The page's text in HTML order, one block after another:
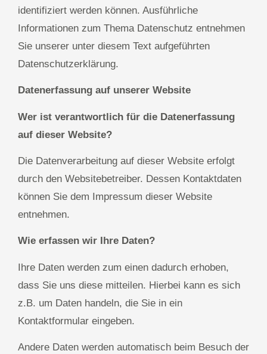
identifiziert werden können. Ausführliche
Informationen zum Thema Datenschutz entnehmen
Sie unserer unter diesem Text aufgeführten
Datenschutzerklärung.
Datenerfassung auf unserer Website
Wer ist verantwortlich für die Datenerfassung
auf dieser Website?
Die Datenverarbeitung auf dieser Website erfolgt
durch den Websitebetreiber. Dessen Kontaktdaten
können Sie dem Impressum dieser Website
entnehmen.
Wie erfassen wir Ihre Daten?
Ihre Daten werden zum einen dadurch erhoben,
dass Sie uns diese mitteilen. Hierbei kann es sich
z.B. um Daten handeln, die Sie in ein
Kontaktformular eingeben.
Andere Daten werden automatisch beim Besuch der